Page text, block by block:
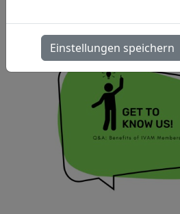
Einstellungen speichern